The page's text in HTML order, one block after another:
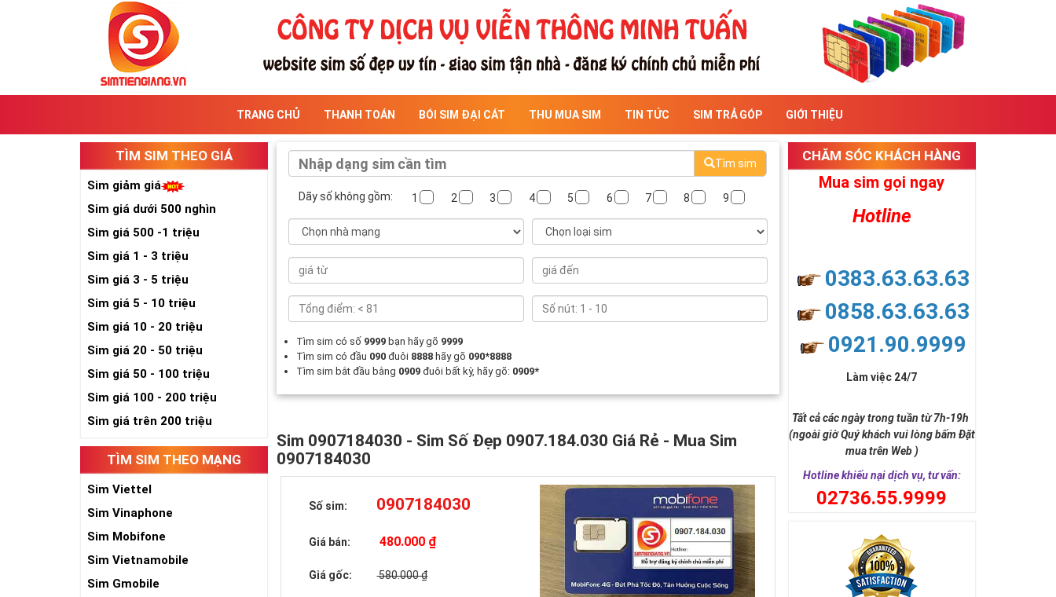
TRANG CHỦ THANH TOÁN BÓI SIM ĐẠI CÁT THU MUA SIM TIN TỨC SIM TRẢ GÓP GIỚI THIỆU
TÌM SIM THEO GIÁ
Sim giảm giá
Sim giá dưới 500 nghìn
Sim giá 500 -1 triệu
Sim giá 1 - 3 triệu
Sim giá 3 - 5 triệu
Sim giá 5 - 10 triệu
Sim giá 10 - 20 triệu
Sim giá 20 - 50 triệu
Sim giá 50 - 100 triệu
Sim giá 100 - 200 triệu
Sim giá trên 200 triệu
TÌM SIM THEO MẠNG
Sim Viettel
Sim Vinaphone
Sim Mobifone
Sim Vietnamobile
Sim Gmobile
Tìm sim
Dãy số không gồm: 1 2 3 4 5 6 7 8 9
Tìm sim có số 9999 bạn hãy gõ 9999
Tìm sim có đầu 090đuôi 8888 hãy gõ 090*8888
Tìm sim bắt đầu bằng 0909 đuôi bất kỳ, hãy gõ: 0909*
Sim 0907184030 - Sim Số Đẹp 0907.184.030 Giá Rẻ - Mua Sim
0907184030
Số sim: 0907184030
Giá bán: 480.000 ₫
Giá gốc: 580.000 ₫
CHĂM SÓC KHÁCH HÀNG
Mua sim gọi ngay
Hotline
0383.63.63.63
0858.63.63.63
0921.90.9999
Làm việc 24/7
Tất cả các ngày trong tuần từ 7h-19h
(ngoài giờ Quý khách vui lòng bấm Đặt
mua trên Web )
Hotline khiếu nại dịch vụ, tư vấn:
02736.55.9999